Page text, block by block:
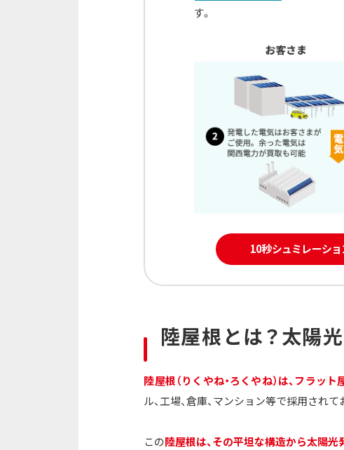
す。
10秒シュミレーショ
陸屋根とは？太陽
陸屋根（りくやね・ろくやね）は、フラッ
ル、工場、倉庫、マンション等で採用され
この陸屋根は、その平坦な構造から太陽